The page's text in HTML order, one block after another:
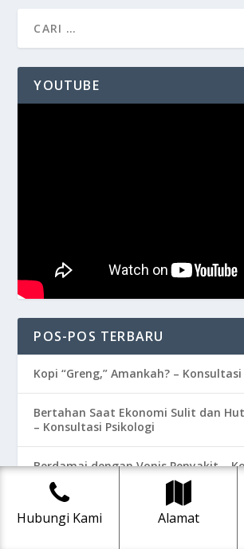
YOUTUBE
POS-POS TERBARU
Kopi “Greng,” Amankah? – Konsultasi
Bertahan Saat Ekonomi Sulit dan
– Konsultasi Psikologi
Berdamai dengan Vonis Penyakit –
Psikologi
Susah BAB dan Pencernaan Tidak
Hubungi Kami Alamat